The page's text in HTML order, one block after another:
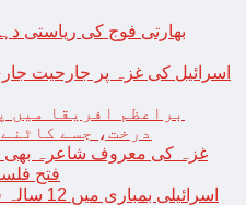
براعظم افریقا میں
درخت، جسے کاٹنے
غزہ کی معروف شاعرہ بھی
فتح
اسرائیلی بمباری میں 12 سالہ فلسطینی یوٹیوبر بھی شہید